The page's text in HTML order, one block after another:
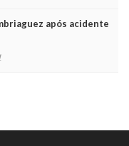
após acidente